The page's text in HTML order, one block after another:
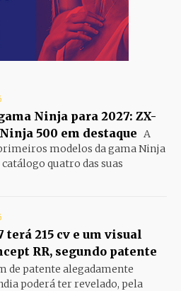
Ninja para 2027: ZX-
Ninja 500 em destaque A
modelos da gama Ninja
quatro das suas
terá 215 cv e um visual
RR, segundo patente
de patente alegadamente
poderá ter revelado, pela